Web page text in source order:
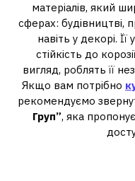
матеріалів, який
сферах: будівництві,
навіть у декорі. Її
стійкість до
вигляд, роблять її
Якщо вам потрібно
рекомендуємо
Груп”, яка